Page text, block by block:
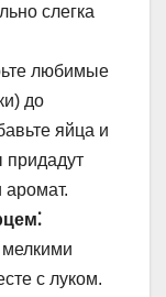
слегка
любимые
до
яйца и
придадут
с луком.